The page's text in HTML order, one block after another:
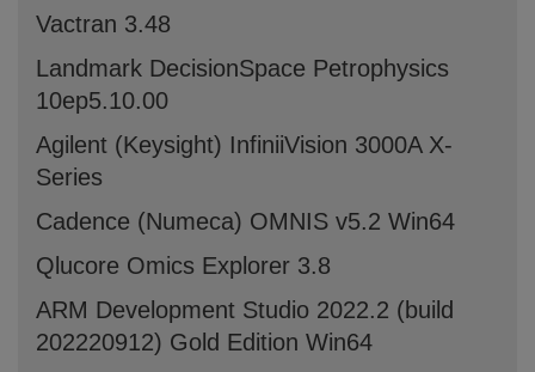
Vactran 3.48
Landmark DecisionSpace Petrophysics
10ep5.10.00
Agilent (Keysight) InfiniiVision 3000A X-
Series
Cadence (Numeca) OMNIS v5.2 Win64
Qlucore Omics Explorer 3.8
ARM Development Studio 2022.2 (build
202220912) Gold Edition Win64